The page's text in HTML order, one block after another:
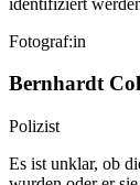
Fotograf:in
Bernhardt
Polizist
Es ist unklar, ob